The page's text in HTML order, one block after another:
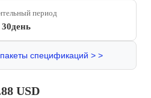
период
30день
спецификаций > >
USD